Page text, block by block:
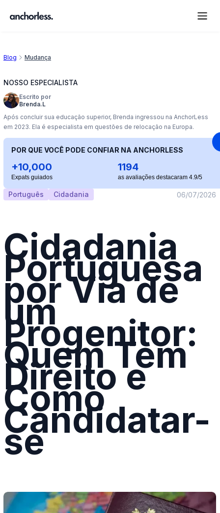
Blog Mudança
NOSSO ESPECIALISTA
Escrito por
Brenda.L
Após concluir sua educação superior, Brenda ingressou na AnchorLess
em 2023. Ela é especialista em questões de relocação na Europa.
POR QUE VOCÊ PODE CONFIAR NA ANCHORLESS
+10,000
Expats guiados
1194
as avaliações destacaram 4.9/5
Português Cidadania 06/07/2026
Cidadania
Portuguesa
por Via de
um
Progenitor:
Quem Tem
Direito e
Como
Candidatar-
se